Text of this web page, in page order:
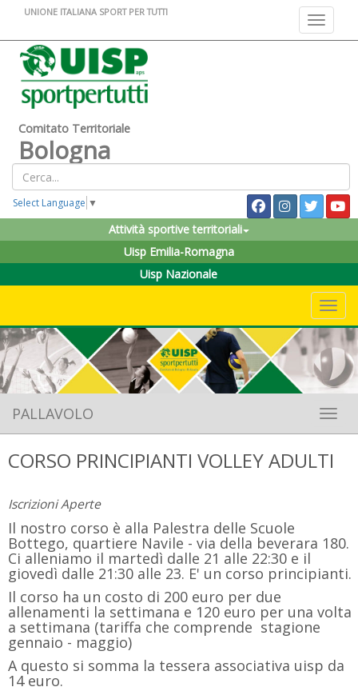
Toggle
UNIONE ITALIANA SPORT PER TUTTI
Comitato Territoriale
Bologna
Select Language ▼
Attività sportive territoriali
Uisp Emilia-Romagna
Uisp Nazionale
PALLAVOLO
CORSO PRINCIPIANTI VOLLEY ADULTI
Iscrizioni Aperte
Il nostro corso è alla Palestra delle Scuole
Bottego, quartiere Navile - via della beverara 180.
Ci alleniamo il martedì dalle 21 alle 22:30 e il
giovedì dalle 21:30 alle 23. E' un corso principianti.
Il corso ha un costo di 200 euro per due
allenamenti la settimana e 120 euro per una volta
a settimana (tariffa che comprende stagione
gennaio - maggio)
A questo si somma la tessera associativa uisp da
14 euro.